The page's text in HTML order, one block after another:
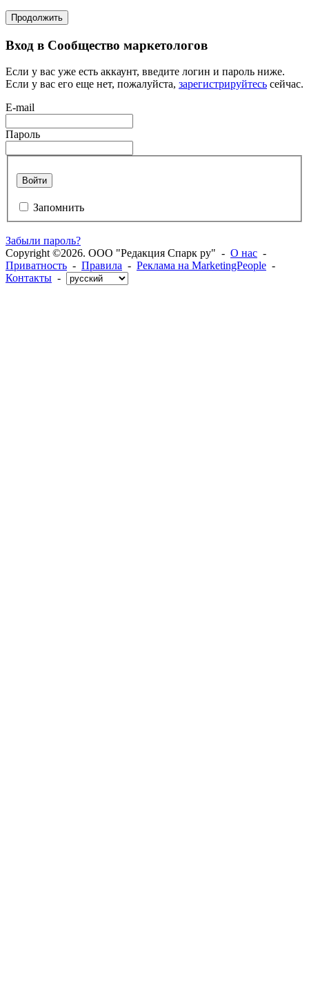
Продолжить
Вход в Сообщество маркетологов
Если у вас уже есть аккаунт, введите логин и пароль ниже.
Если у вас его еще нет, пожалуйста, зарегистрируйтесь сейчас.
E-mail
Пароль
Войти
Запомнить
Забыли пароль?
Copyright ©2026. ООО "Редакция Спарк ру" - О нас -
Приватность - Правила - Реклама на MarketingPeople -
Контакты -